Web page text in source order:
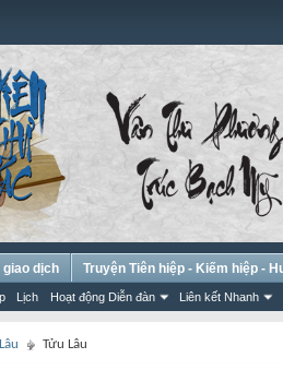
Lịch Hoạt động Diễn đàn Liên kết Nhanh
giao dịch
Truyện Tiên hiệp - Kiếm hiệp -
Tửu Lâu